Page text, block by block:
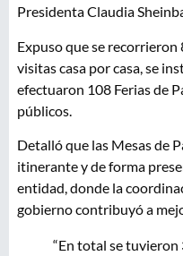
Presidenta Claudia
Expuso que se
visitas casa por casa, se
efectuaron 108 Ferias de
públicos.
Detalló que las Mesas de
itinerante y de forma
entidad, donde la
gobierno contribuyó a
“En total se tuvieron